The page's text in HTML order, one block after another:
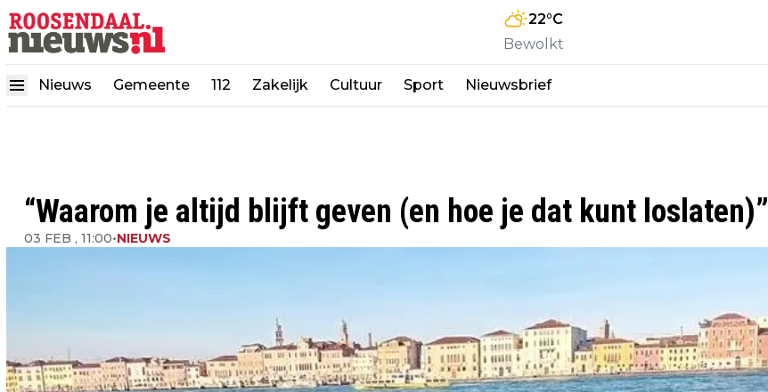
22°C
Bewolkt
Nieuws Gemeente 112 Zakelijk Cultuur Sport Nieuwsbrief
“Waarom je altijd blijft geven (en hoe je dat kunt loslaten)”
03 FEB , 11:00•NIEUWS